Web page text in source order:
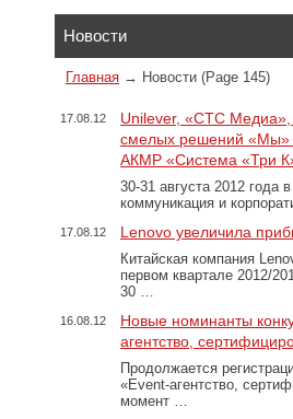
Новости
Главная → Новости (Page 145)
17.08.12
Unilever, «СТС Медиа»,
смелых решений «Мы»
АКМР «Система «Три
30-31 августа 2012 года
коммуникация и
17.08.12 Lenovo увеличила
Китайская компания
первом квартале 2012/
30 …
16.08.12
Новые номинанты
агентство,
Продолжается
«Event-агентство,
момент …